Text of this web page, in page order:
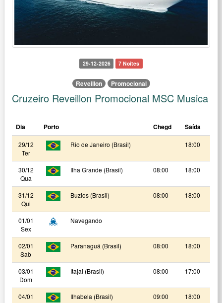
29-12-2026 7 Noites
Reveillon Promocional
Cruzeiro Reveillon Promocional MSC Musica
Dia Porto Chegd Saída
29/12
Ter
Rio de Janeiro (Brasil) 18:00
30/12
Qua
Ilha Grande (Brasil) 08:00 18:00
31/12
Qui
Buzios (Brasil) 08:00 18:00
01/01
Sex
Navegando
02/01
Sab
Paranaguá (Brasil) 08:00 18:00
03/01
Dom
Itajai (Brasil) 08:00 17:00
04/01
Ilhabela (Brasil) 09:00 18:00